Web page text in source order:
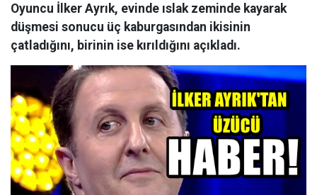
Oyuncu İlker Ayrık, evinde ıslak zeminde kayarak
düşmesi sonucu üç kaburgasından ikisinin
çatladığını, birinin ise kırıldığını açıkladı.